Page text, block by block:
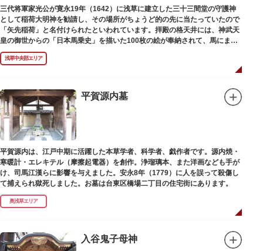
三代将軍家光公が寛永19年（1642）に浅草に建立した三十三間堂の守護神
として稲荷大明神を勧請し、その場所がちょうど的の先に当たっていたので
「矢先稲荷」と名付けられたといわれています。拝殿の格天井には、神武天
皇の御世からの「日本馬乗史」を描いた100枚の絵が奉納されて、馬にまつ
わる歴史が一目瞭然に理解できます。
浅草中央部エリア
平賀源内墓
平賀源内は、江戸中期に活躍した本草学者、科学者、戯作者です。源内焼・
寒暖計・エレキテル（摩擦起電器）を創作。浄瑠璃本、また洋画なども手が
け、司馬江漢らに影響を与えました。安永8年（1779）に人を誤って殺傷し
て捕えられ獄死しました。お墓は台東区橋場二丁目の住宅街にあります。
奥浅草エリア
入谷鬼子母神